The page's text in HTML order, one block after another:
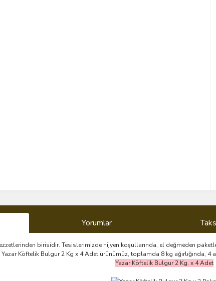
Yorumlar
birisidir. Tesislerimizde hijyen koşullarında, el değmeden
Köftelik Bulgur 2 Kg x 4 Adet ürünümüz, toplamda 8 kg ağırlığında,
Yazar Köftelik Bulgur 2 Kg. x 4 Adet